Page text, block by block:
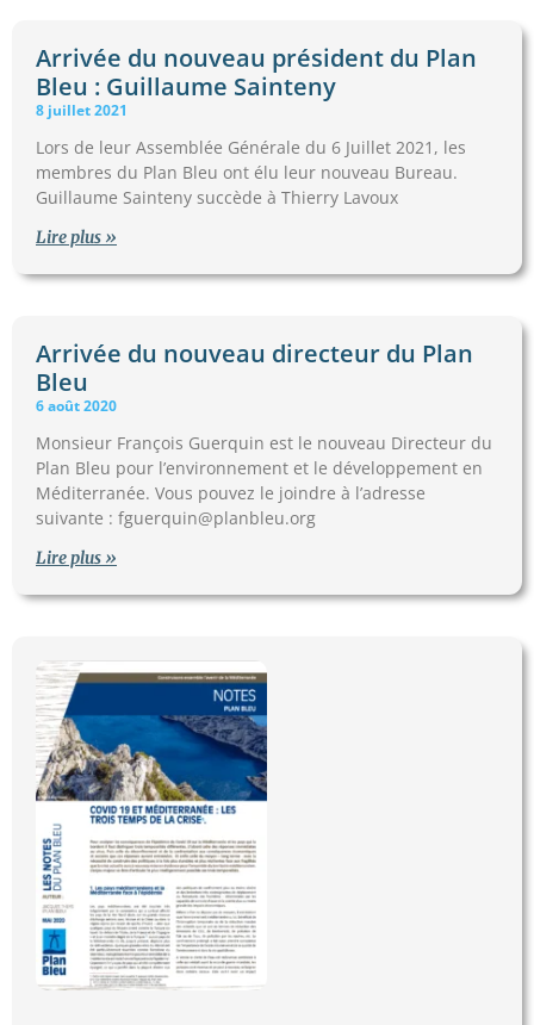
Arrivée du nouveau président du Plan
Bleu : Guillaume Sainteny
8 juillet 2021
Lors de leur Assemblée Générale du 6 Juillet 2021, les
membres du Plan Bleu ont élu leur nouveau Bureau.
Guillaume Sainteny succède à Thierry Lavoux
Lire plus »
Arrivée du nouveau directeur du Plan
Bleu
6 août 2020
Monsieur François Guerquin est le nouveau Directeur du
Plan Bleu pour l’environnement et le développement en
Méditerranée. Vous pouvez le joindre à l’adresse
suivante : fguerquin@planbleu.org
Lire plus »